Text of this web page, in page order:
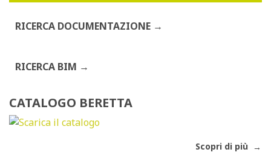
RICERCA DOCUMENTAZIONE
RICERCA BIM
CATALOGO BERETTA
Scopri di più